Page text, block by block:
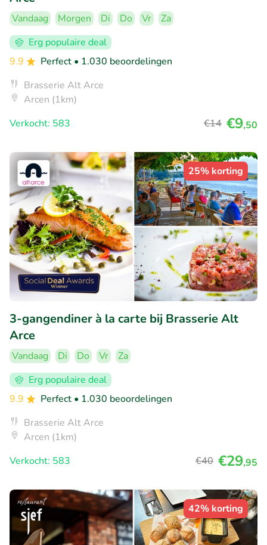
Vandaag Morgen Di Do Vr
Za
Erg populaire deal
9.9
Perfect • 1.030 beoordelingen
Brasserie Alt Arce
Arcen (1km)
Verkocht: 583
€14 €9,50
25% korting
3-gangendiner à la carte bij Brasserie Alt
Arce
Vandaag Di Do Vr
Za
Erg populaire deal
9.9
Perfect • 1.030 beoordelingen
Brasserie Alt Arce
Arcen (1km)
Verkocht: 583
€40 €29,95
42% korting